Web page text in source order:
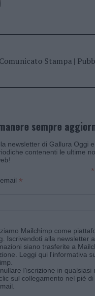
Stampa|
sempre
newsletter di Gallura Oggi
contenenti le ultime
*
*
Mailchimp come
Iscrivendoti alla newsletter
siano trasferite a
Leggi qui l'informativa
l'iscrizione in qualsiasi
sul collegamento nel piè